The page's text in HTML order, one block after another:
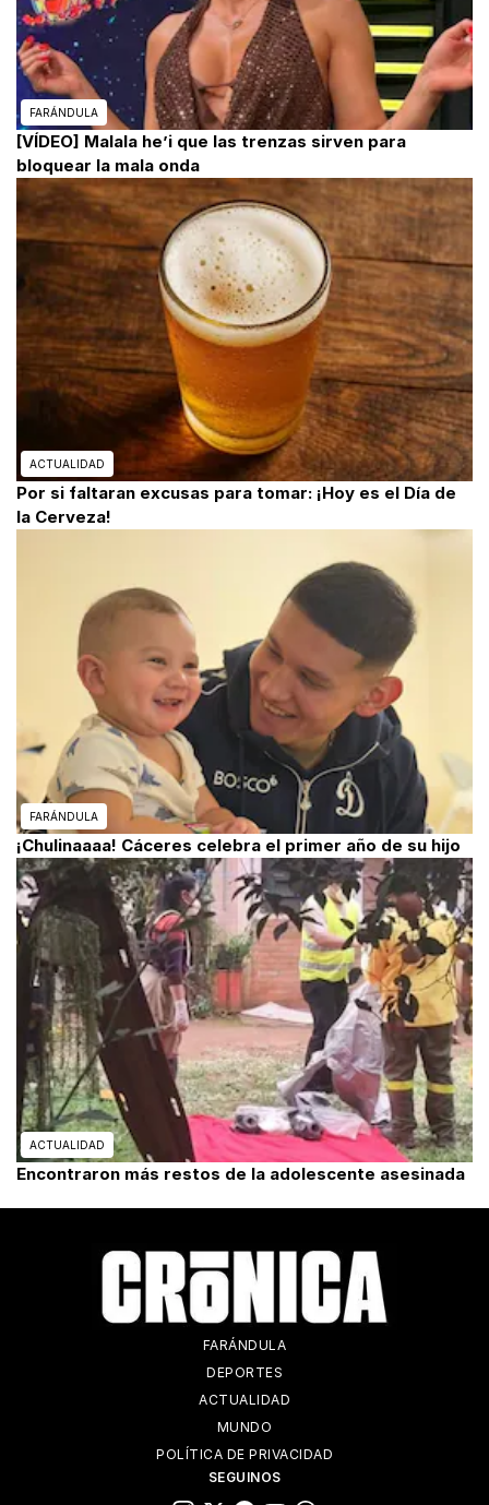
FARÁNDULA
[VÍDEO] Malala he’i que las trenzas sirven para
bloquear la mala onda
ACTUALIDAD
Por si faltaran excusas para tomar: ¡Hoy es el Día de
la Cerveza!
FARÁNDULA
¡Chulinaaaa! Cáceres celebra el primer año de su hijo
ACTUALIDAD
Encontraron más restos de la adolescente asesinada
FARÁNDULA
DEPORTES
ACTUALIDAD
MUNDO
POLÍTICA DE PRIVACIDAD
SEGUINOS